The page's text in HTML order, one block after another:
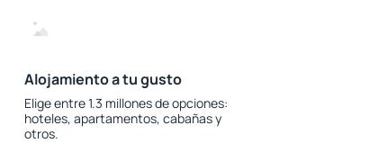
Alojamiento a tu gusto
Elige entre 1.3 millones de opciones:
hoteles, apartamentos, cabañas y
otros.